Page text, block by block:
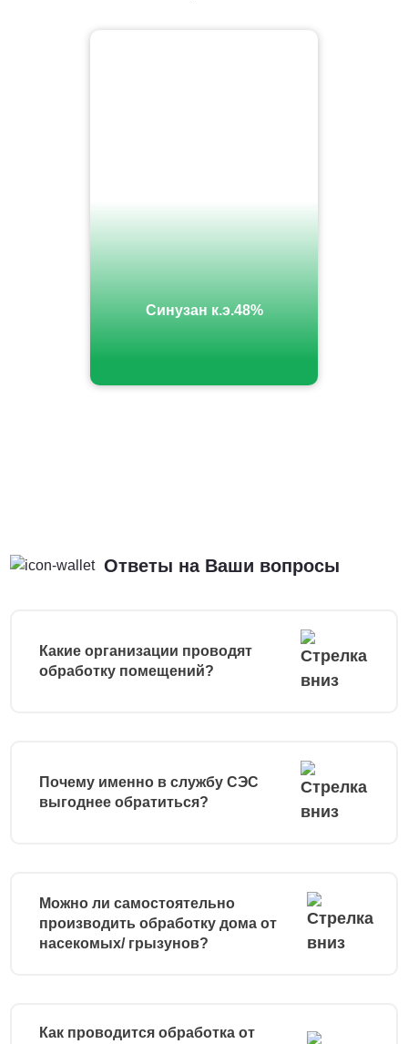
Синузан к.э.48%
Ответы на Ваши вопросы
Какие организации проводят
обработку помещений?
Почему именно в службу СЭС
выгоднее обратиться?
Можно ли самостоятельно
производить обработку дома от
насекомых/ грызунов?
Как проводится обработка от